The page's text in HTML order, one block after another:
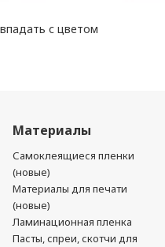
с цветом
Материалы
Самоклеящиеся пленки
(новые)
Материалы для печати
(новые)
Ламинационная пленка
Пасты, спреи, скотчи для